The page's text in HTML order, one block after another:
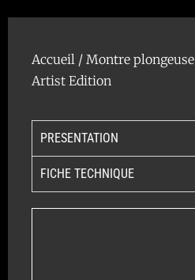
Accueil / Montre plongeuse
Artist Edition
PRESENTATION
FICHE TECHNIQUE